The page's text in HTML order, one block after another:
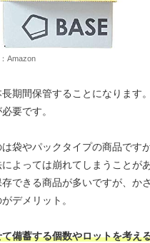
Amazon
期間保管することになります
要です。
袋やパックタイプの商品です
よっては崩れてしまうことが
できる商品が多いですが、か
デメリット。
備蓄する個数やロットを考え